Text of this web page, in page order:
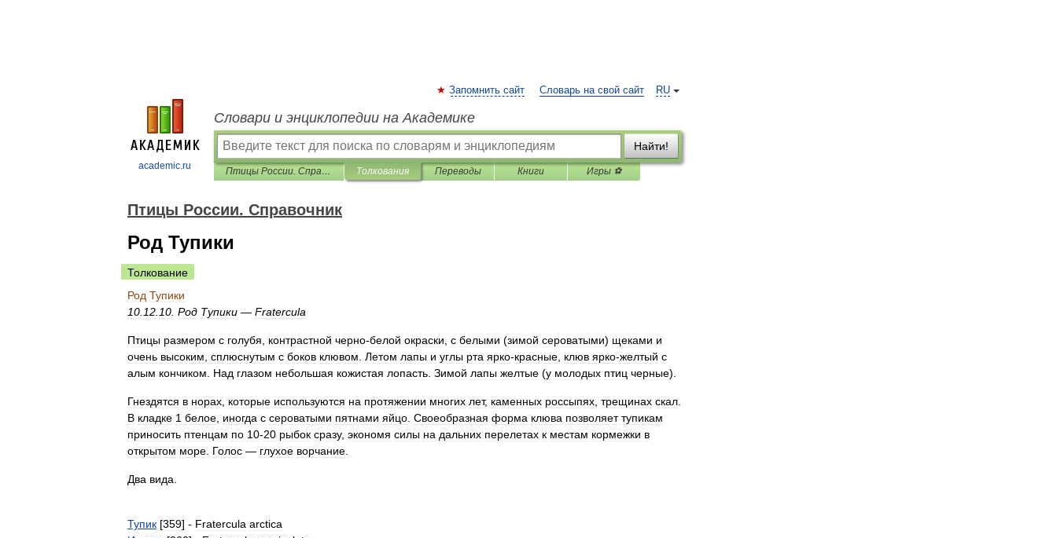
academic.ru
RU
Запомнить сайт Словарь на свой сайт
Словари и энциклопедии на Академике
Найти!
Птицы России. Справочник Толкования Переводы Книги Игры ⚽
Птицы России. Справочник
Род Тупики
Толкование
Род Тупики
10 12 10 Род Тупики — Fratercula
Птицы размером с голубя контрастной черно-белой окраски с белыми (зимой сероватыми) щеками и
очень высоким сплюснутым с боков клювом Летом лапы и углы рта ярко-красные клюв ярко-желтый с
алым кончиком Над глазом небольшая кожистая лопасть Зимой лапы желтые (у молодых птиц черные).
Гнездятся в норах которые используются на протяжении многих лет, каменных россыпях трещинах скал
В кладке 1 белое иногда с сероватыми пятнами яйцо Своеобразная форма клюва позволяет тупикам
приносить птенцам по 10-20 рыбок сразу, экономя силы на дальних перелетах к местам кормежки в
открытом море Голос — глухое ворчание
Два вида
Тупик [359] - Fratercula arctica